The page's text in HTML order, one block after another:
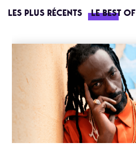
LES PLUS RÉCENTS LE BEST OF